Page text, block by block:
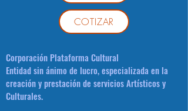
COTIZAR
Corporación Plataforma Cultural
Entidad sin ánimo de lucro, especializada en la
creación y prestación de servicios Artísticos y
Culturales.